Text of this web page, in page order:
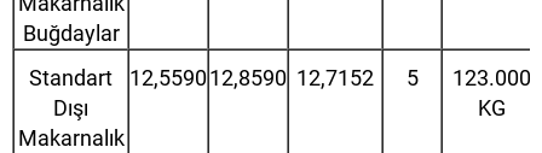
Buğdaylar
Standart
Dışı
Makarnalık
12,559012,8590 12,7152 5
123.000
KG